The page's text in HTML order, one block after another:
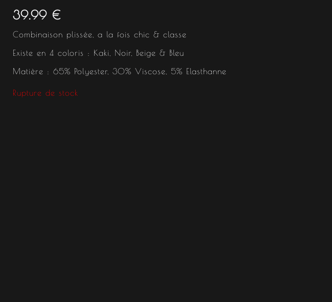
39.99 €
Combinaison plissée, a la fois chic & classe
Existe en 4 coloris : Kaki, Noir, Beige & Bleu
Matière : 65% Polyester, 30% Viscose, 5% Elasthanne
Rupture de stock